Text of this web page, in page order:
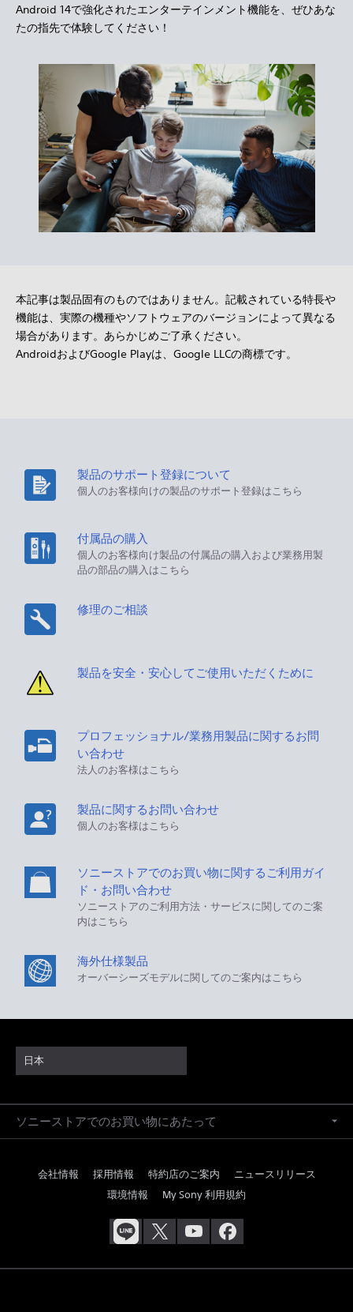
Android 14で強化されたエンターテインメント機能を、ぜひあな
たの指先で体験してください！
本記事は製品固有のものではありません。記載されている特長や
機能は、実際の機種やソフトウェアのバージョンによって異なる
場合があります。あらかじめご了承ください。
AndroidおよびGoogle Playは、Google LLCの商標です。
製品のサポート登録について
個人のお客様向けの製品のサポート登録はこちら
付属品の購入
個人のお客様向け製品の付属品の購入および業務用製
品の部品の購入はこちら
修理のご相談
製品を安全・安心してご使用いただくために
プロフェッショナル/業務用製品に関するお問
い合わせ
法人のお客様はこちら
製品に関するお問い合わせ
個人のお客様はこちら
ソニーストアでのお買い物に関するご利用ガイ
ド・お問い合わせ
ソニーストアのご利用方法・サービスに関してのご案
内はこちら
海外仕様製品
オーバーシーズモデルに関してのご案内はこちら
日本
ソニーストアでのお買い物にあたって
会社情報 採用情報 特約店のご案内
ニュースリリース
環境情報
My Sony 利用規約